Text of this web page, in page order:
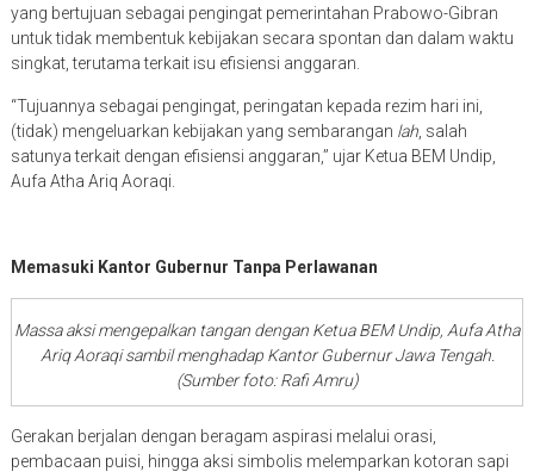
yang bertujuan sebagai pengingat pemerintahan Prabowo-Gibran
untuk tidak membentuk kebijakan secara spontan dan dalam waktu
singkat, terutama terkait isu efisiensi anggaran.
“Tujuannya sebagai pengingat, peringatan kepada rezim hari ini,
(tidak) mengeluarkan kebijakan yang sembarangan lah, salah
satunya terkait dengan efisiensi anggaran,” ujar Ketua BEM Undip,
Aufa Atha Ariq Aoraqi.
Memasuki Kantor Gubernur Tanpa Perlawanan
Massa aksi mengepalkan tangan dengan Ketua BEM Undip, Aufa Atha
Ariq Aoraqi sambil menghadap Kantor Gubernur Jawa Tengah.
(Sumber foto: Rafi Amru)
Gerakan berjalan dengan beragam aspirasi melalui orasi,
pembacaan puisi, hingga aksi simbolis melemparkan kotoran sapi